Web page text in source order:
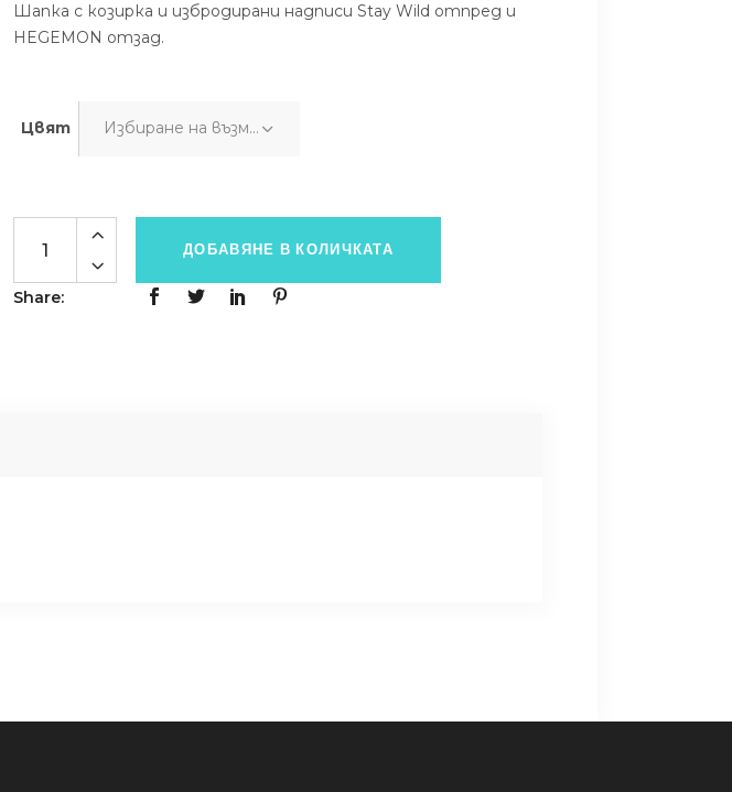
Шапка с козирка и избродирани надписи Stay Wild отпред и
HEGEMON отзад.
Цвят Избиране на възможност
ДОБАВЯНЕ В КОЛИЧКАТА
Share: